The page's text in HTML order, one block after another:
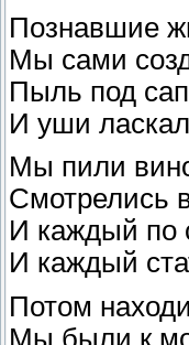
Познавшие
Мы сами
Пыль под
И уши ласкал
Мы пили
Смотрелись
И каждый по
И каждый
Потом
Мы были к